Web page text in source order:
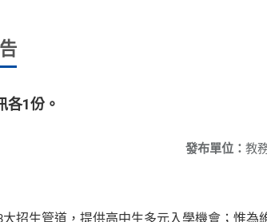
各1份。
發布單位： 教
大招生管道，提供高中生多元入學機會；惟為